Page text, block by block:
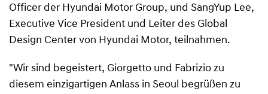
Officer der Hyundai Motor Group, und SangYup Lee,
Executive Vice President und Leiter des Global
Design Center von Hyundai Motor, teilnahmen.
"Wir sind begeistert, Giorgetto und Fabrizio zu
diesem einzigartigen Anlass in Seoul begrüßen zu